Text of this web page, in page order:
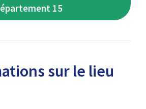
15
sur le lieu